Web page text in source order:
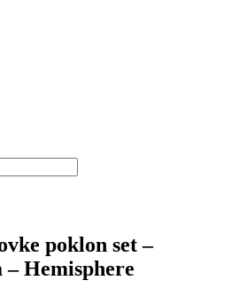
poklon set –
Hemisphere